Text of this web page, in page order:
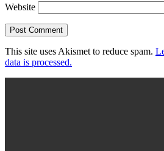
Website
This site uses Akismet to reduce spam.
data is processed.